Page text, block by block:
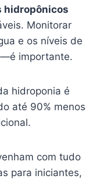
hidropônicos
Monitorar
e os níveis de
importante.
hidroponia é
até 90% menos
com tudo
para iniciantes,